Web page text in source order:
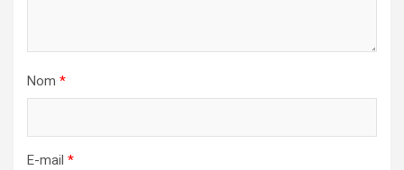
Nom *
E-mail *